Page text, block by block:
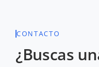
CONTACTO
¿Buscas